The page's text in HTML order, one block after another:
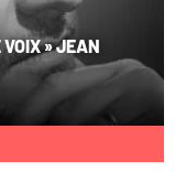
VOIX » JEAN